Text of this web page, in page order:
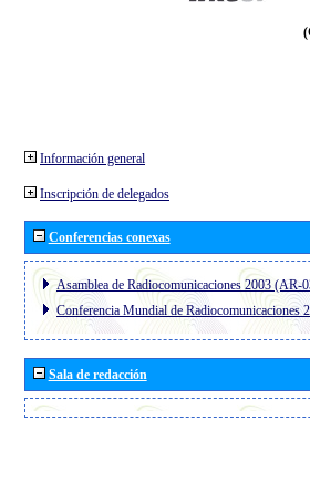
Información general
Inscripción de delegados
Conferencias conexas
Asamblea de Radiocomunicaciones 2003 (AR-
Conferencia Mundial de Radiocomunicaciones
Sala de redacción